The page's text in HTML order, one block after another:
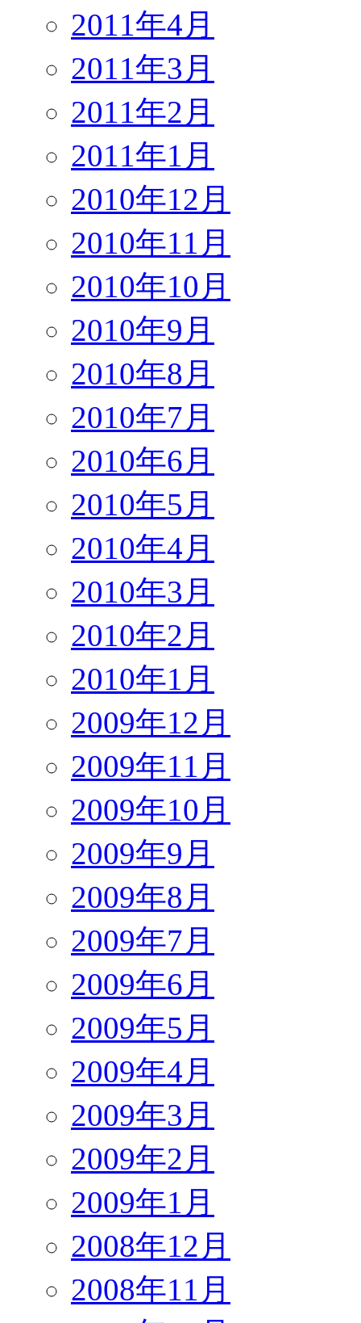
2011年4月
2011年3月
2011年2月
2011年1月
2010年12月
2010年11月
2010年10月
2010年9月
2010年8月
2010年7月
2010年6月
2010年5月
2010年4月
2010年3月
2010年2月
2010年1月
2009年12月
2009年11月
2009年10月
2009年9月
2009年8月
2009年7月
2009年6月
2009年5月
2009年4月
2009年3月
2009年2月
2009年1月
2008年12月
2008年11月